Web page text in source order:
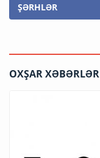
ŞƏRHLƏR
OXŞAR XƏBƏRLƏR